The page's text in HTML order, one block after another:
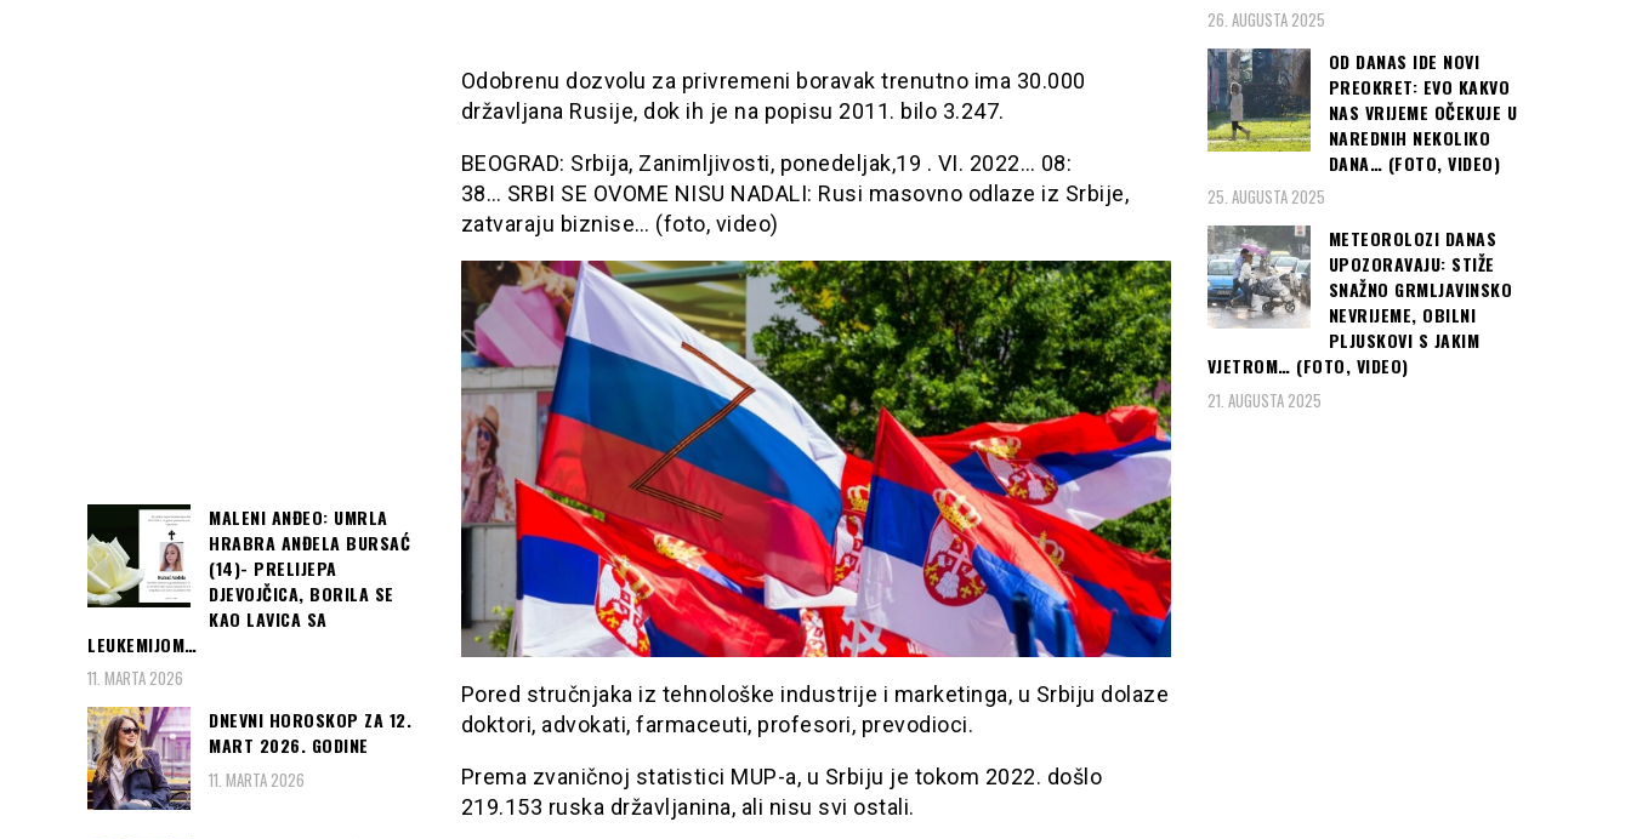
Odobrenu dozvolu za privremeni boravak trenutno ima 30.000
državljana Rusije, dok ih je na popisu 2011. bilo 3.247.
BEOGRAD: Srbija, Zanimljivosti, ponedeljak,19 . VI. 2022… 08:
38… SRBI SE OVOME NISU NADALI: Rusi masovno odlaze iz Srbije,
zatvaraju biznise… (foto, video)
Pored stručnjaka iz tehnološke industrije i marketinga, u Srbiju dolaze
doktori, advokati, farmaceuti, profesori, prevodioci.
Prema zvaničnoj statistici MUP-a, u Srbiju je tokom 2022. došlo
219.153 ruska državljanina, ali nisu svi ostali.
MALENI ANĐEO: UMRLA
HRABRA ANĐELA BURSAĆ
(14)- PRELIJEPA
DJEVOJČICA, BORILA SE
KAO LAVICA SA
LEUKEMIJOM…
11. MARTA 2026
DNEVNI HOROSKOP ZA 12.
MART 2026. GODINE
11. MARTA 2026
26. AUGUSTA 2025
OD DANAS IDE NOVI
PREOKRET: EVO KAKVO
NAS VRIJEME OČEKUJE U
NAREDNIH NEKOLIKO
DANA… (FOTO, VIDEO)
25. AUGUSTA 2025
METEOROLOZI DANAS
UPOZORAVAJU: STIŽE
SNAŽNO GRMLJAVINSKO
NEVRIJEME, OBILNI
PLJUSKOVI S JAKIM
VJETROM… (FOTO, VIDEO)
21. AUGUSTA 2025